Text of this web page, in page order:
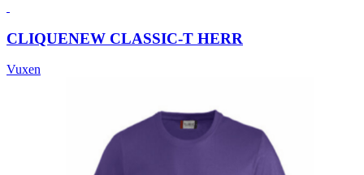
CLIQUENEW CLASSIC-T HERR
Vuxen